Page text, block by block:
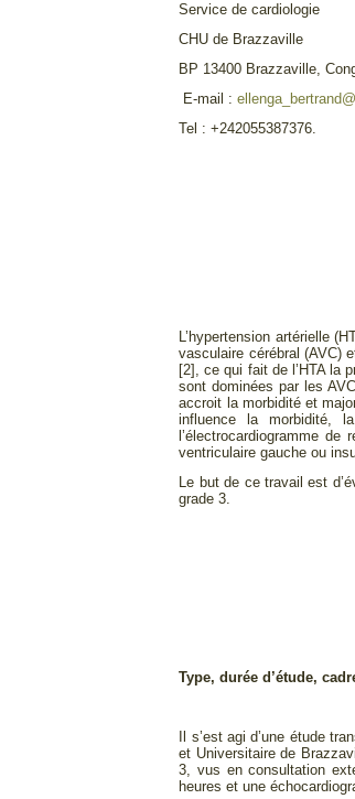
Service de cardiologie
CHU de Brazzaville
BP 13400 Brazzaville,
E-mail :
Tel : +242055387376.
L’hypertension artérielle
vasculaire cérébral (AVC)
[2], ce qui fait de l’HTA la
sont dominées par les
accroit la morbidité et
influence la morbidité,
l’électrocardiogramme
ventriculaire gauche ou
Le but de ce travail est
grade 3.
Type, durée d’étude,
Il s’est agi d’une étude
et Universitaire de
3, vus en consultation
heures et une